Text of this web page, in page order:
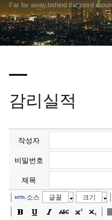
Far far away,behind the word
감리실적
작성자
비밀번호
제목
소스 글꼴 크기